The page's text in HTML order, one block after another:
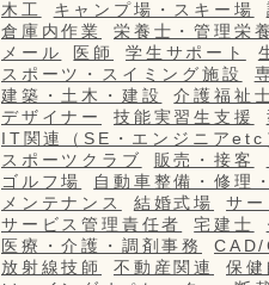
木工
キャンプ場・スキー場
倉庫内作業
栄養士・管理栄
メール
医師 学生サポート
スポーツ・スイミング施設
建築・土木・建設
介護福祉
デザイナー
技能実習生支援
IT関連（SE・エンジニアetc
スポーツクラブ
販売・接客
ゴルフ場
自動車整備・修理
メンテナンス
結婚式場
サ
サービス管理責任者
宅建士
医療・介護・調剤事務
放射線技師
不動産関連
保